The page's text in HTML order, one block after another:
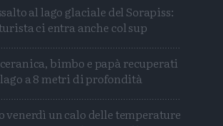
al lago glaciale del Sorapiss:
ci entra anche col sup
bimbo e papà recuperati
a 8 metri di profondità
venerdì un calo delle temperature